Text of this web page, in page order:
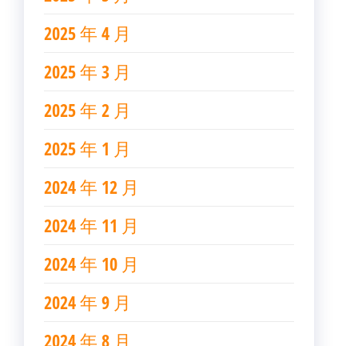
2025 年 4 月
2025 年 3 月
2025 年 2 月
2025 年 1 月
2024 年 12 月
2024 年 11 月
2024 年 10 月
2024 年 9 月
2024 年 8 月